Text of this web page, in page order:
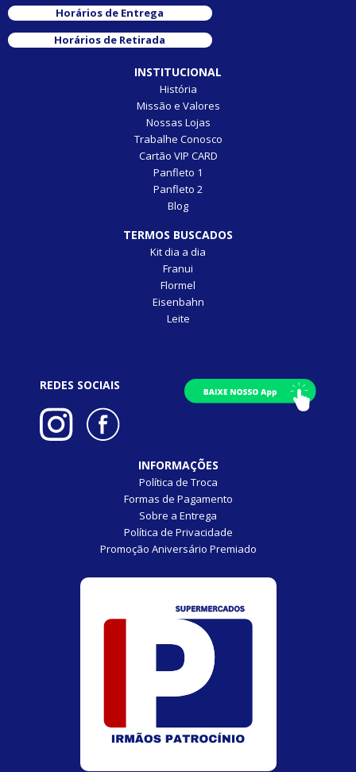
Horários de Entrega
Horários de Retirada
INSTITUCIONAL
História
Missão e Valores
Nossas Lojas
Trabalhe Conosco
Cartão VIP CARD
Panfleto 1
Panfleto 2
Blog
TERMOS BUSCADOS
Kit dia a dia
Franui
Flormel
Eisenbahn
Leite
REDES SOCIAIS
INFORMAÇÕES
Política de Troca
Formas de Pagamento
Sobre a Entrega
Política de Privacidade
Promoção Aniversário Premiado